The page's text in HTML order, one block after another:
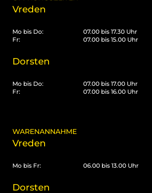
Vreden
Mo bis Do:
Fr:
07.00 bis 17.30 Uhr
07.00 bis 15.00 Uhr
Dorsten
Mo bis Do:
Fr:
07.00 bis 17.00 Uhr
07.00 bis 16.00 Uhr
WARENANNAHME
Vreden
Mo bis Fr: 06.00 bis 13.00 Uhr
Dorsten